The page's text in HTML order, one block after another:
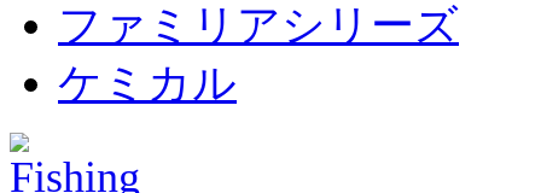
ファミリアシリーズ
ケミカル